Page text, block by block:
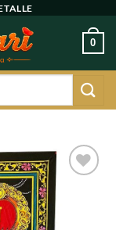
0
Agregar
favoritos